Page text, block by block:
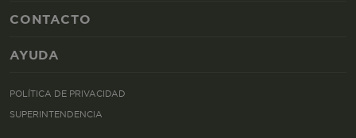
CONTACTO
AYUDA
POLÍTICA DE PRIVACIDAD
SUPERINTENDENCIA
Cookies de segmentación (las de